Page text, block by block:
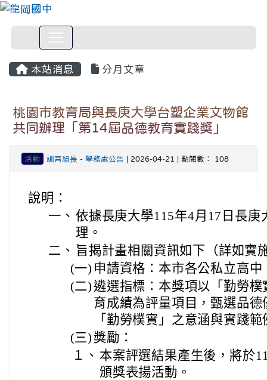
本站消息 分月文章
桃園市教育局與長庚大學台塑企業文物館
共同辦理「第14屆品德教育實踐獎」
活動 訓育組長 - 學務處公告 | 2026-04-21 | 點閱數： 108
說明：
一、 依據長庚大學115年4月17日長庚
理。
二、 旨揭計畫相關資訊如下（詳如實
(一) 申請資格：本市各公私立高
(二) 遴選指標：本獎項以「勤勞
育成績為評量項目，甄選品
「勤勞樸實」之意涵與實踐
(三) 獎勵：
１、 本案評選結果產生後，將於
頒獎表揚活動。